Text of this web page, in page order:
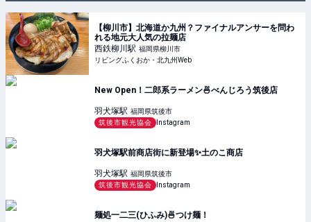
【柳川市】北海道か九州？ファイナルアンサーを問わ
れる地元大人気の拉麺店
西鉄柳川駅 福岡県柳川市
リビングふくおか・北九州Web
New Open！二郎系ラーメン🍜べんじろう筑後店
羽犬塚駅 福岡県筑後市
筑後市観光協会
Instagram
羽犬塚駅前商店街に新登場✨️土のこ商店
羽犬塚駅 福岡県筑後市
筑後市観光協会
Instagram
麺処一二三(ひふみ)🍜つけ麺！